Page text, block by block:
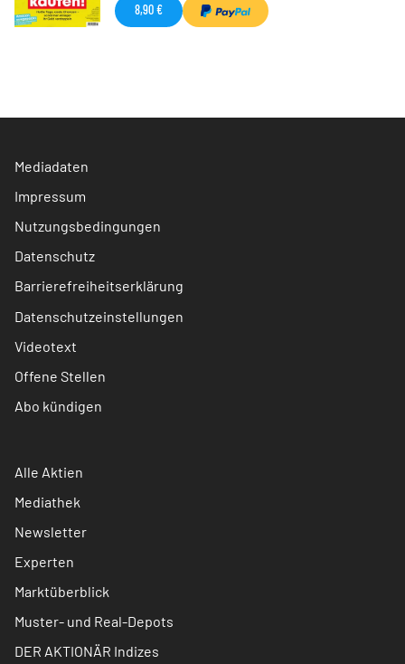
8,90 €
Mediadaten
Impressum
Nutzungsbedingungen
Datenschutz
Barrierefreiheitserklärung
Datenschutzeinstellungen
Videotext
Offene Stellen
Abo kündigen
Alle Aktien
Mediathek
Newsletter
Experten
Marktüberblick
Muster- und Real-Depots
DER AKTIONÄR Indizes